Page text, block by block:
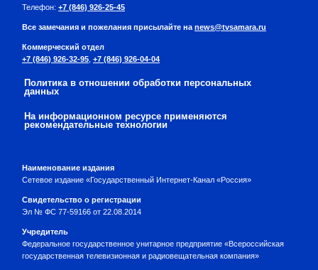
Телефон: +7 (846) 926-25-45
Все замечания и пожелания присылайте на news@tvsamara.ru
Коммерческий отдел
+7 (846) 926-32-95 +7 (846) 926-04-04
Политика в отношении обработки персональных
данных
На информационном ресурсе применяются
рекомендательные технологии
Наименование издания
Сетевое издание «Государственный Интернет-Канал «Россия»
Свидетельство о регистрации
Эл № ФС 77-59166 от 22.08.2014
Учредитель
Федеральное государственное унитарное предприятие «Всероссийская
государственная телевизионная и радиовещательная компания»